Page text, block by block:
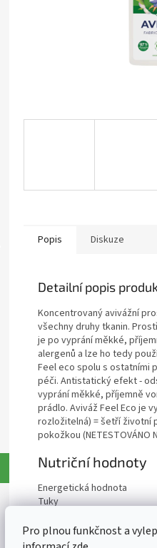
Pro plnou funkčnost a
Popis Diskuze
Detailní popis
Koncentrovaný avivážní
všechny druhy tkanin.
je po vyprání měkké,
alergenů a lze ho tedy
Feel eco spolu s ostatními
péči. Antistatický efekt -
vyprání měkké, příjemně
prádlo. Aviváž Feel Eco je
rozložitelná) = šetří životní
pokožkou (NETESTOVÁNO
Nutriční hodnoty
Energetická hodnota
Tuky
Sacharidy
z toho cukry